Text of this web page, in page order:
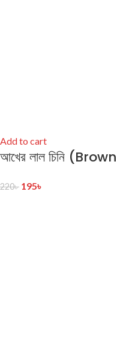
Add to cart
আখের লাল চিনি
220৳ 195৳